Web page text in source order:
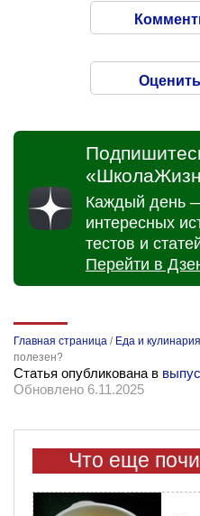
Оценить
Каждый день
интересных
тестов и
Перейти в
Главная страница / Еда и кулинария
полезен?
Статья опубликована в
Обновлено 6.11.2025
Что еще